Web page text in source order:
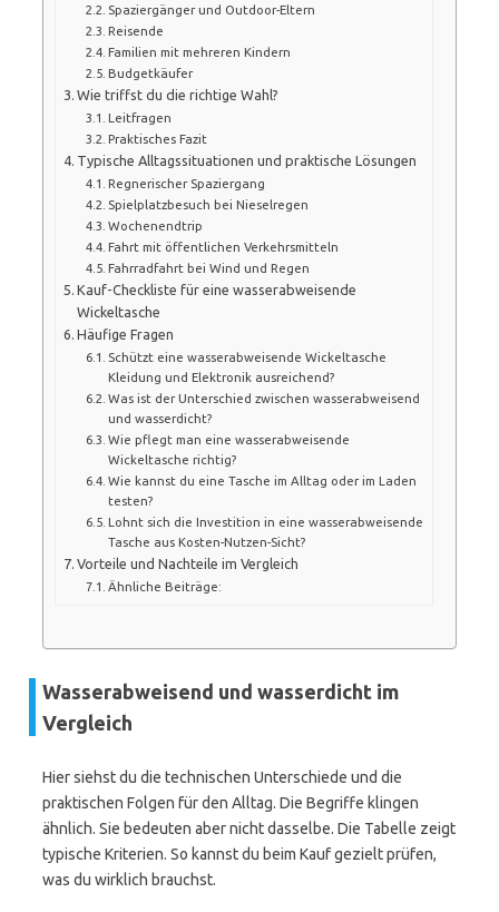
Spaziergänger und Outdoor-Eltern
Reisende
Familien mit mehreren Kindern
Budgetkäufer
Wie triffst du die richtige Wahl?
Leitfragen
Praktisches Fazit
Typische Alltagssituationen und praktische Lösungen
Regnerischer Spaziergang
Spielplatzbesuch bei Nieselregen
Wochenendtrip
Fahrt mit öffentlichen Verkehrsmitteln
Fahrradfahrt bei Wind und Regen
Kauf-Checkliste für eine wasserabweisende
Wickeltasche
Häufige Fragen
Schützt eine wasserabweisende Wickeltasche
Kleidung und Elektronik ausreichend?
Was ist der Unterschied zwischen wasserabweisend
und wasserdicht?
Wie pflegt man eine wasserabweisende
Wickeltasche richtig?
Wie kannst du eine Tasche im Alltag oder im Laden
testen?
Lohnt sich die Investition in eine wasserabweisende
Tasche aus Kosten-Nutzen-Sicht?
Vorteile und Nachteile im Vergleich
Ähnliche Beiträge:
Wasserabweisend und wasserdicht im
Vergleich
Hier siehst du die technischen Unterschiede und die
praktischen Folgen für den Alltag. Die Begriffe klingen
ähnlich. Sie bedeuten aber nicht dasselbe. Die Tabelle zeigt
typische Kriterien. So kannst du beim Kauf gezielt prüfen,
was du wirklich brauchst.